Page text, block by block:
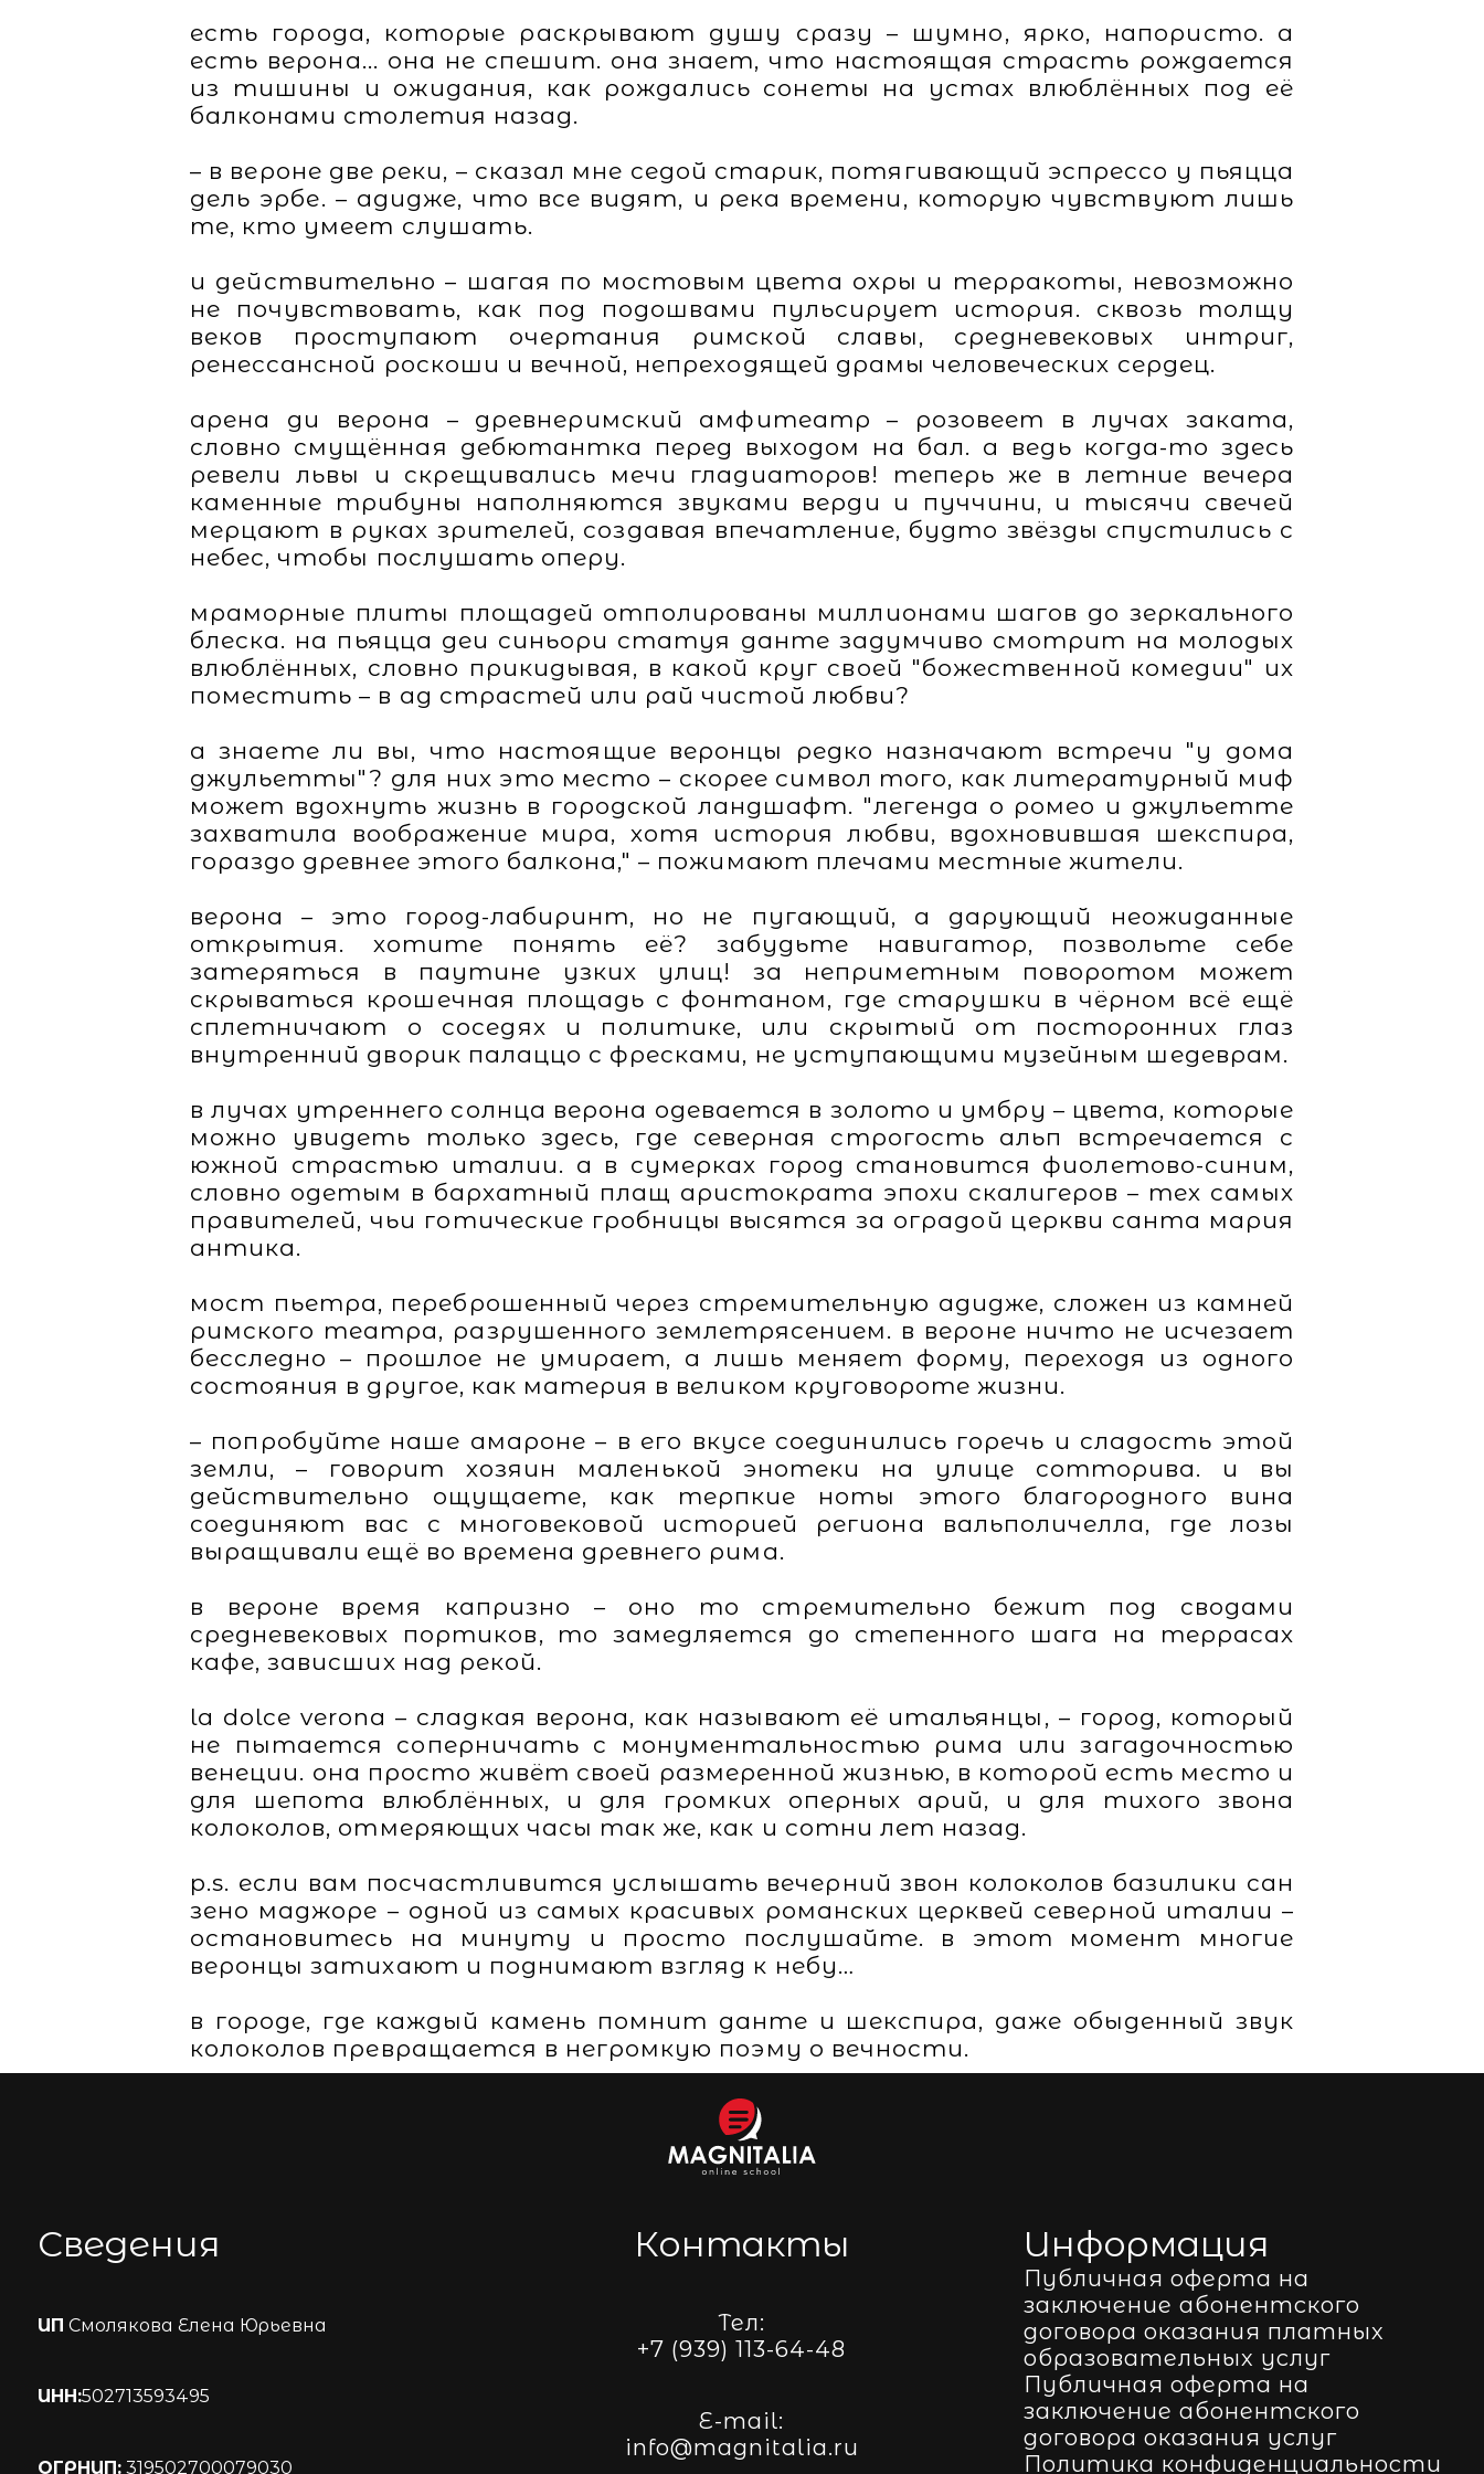
есть города, которые раскрывают душу сразу – шумно, ярко, напористо. а
есть верона... она не спешит. она знает, что настоящая страсть рождается
из тишины и ожидания, как рождались сонеты на устах влюблённых под её
балконами столетия назад.
– в вероне две реки, – сказал мне седой старик, потягивающий эспрессо у пьяцца
дель эрбе. – адидже, что все видят, и река времени, которую чувствуют лишь
те, кто умеет слушать.
и действительно – шагая по мостовым цвета охры и терракоты, невозможно
не почувствовать, как под подошвами пульсирует история. сквозь толщу
веков проступают очертания римской славы, средневековых интриг,
ренессансной роскоши и вечной, непреходящей драмы человеческих сердец.
арена ди верона – древнеримский амфитеатр – розовеет в лучах заката,
словно смущённая дебютантка перед выходом на бал. а ведь когда-то здесь
ревели львы и скрещивались мечи гладиаторов! теперь же в летние вечера
каменные трибуны наполняются звуками верди и пуччини, и тысячи свечей
мерцают в руках зрителей, создавая впечатление, будто звёзды спустились с
небес, чтобы послушать оперу.
мраморные плиты площадей отполированы миллионами шагов до зеркального
блеска. на пьяцца деи синьори статуя данте задумчиво смотрит на молодых
влюблённых, словно прикидывая, в какой круг своей "божественной комедии" их
поместить – в ад страстей или рай чистой любви?
а знаете ли вы, что настоящие веронцы редко назначают встречи "у дома
джульетты"? для них это место – скорее символ того, как литературный миф
может вдохнуть жизнь в городской ландшафт. "легенда о ромео и джульетте
захватила воображение мира, хотя история любви, вдохновившая шекспира,
гораздо древнее этого балкона," – пожимают плечами местные жители.
верона – это город-лабиринт, но не пугающий, а дарующий неожиданные
открытия. хотите понять её? забудьте навигатор, позвольте себе
затеряться в паутине узких улиц! за неприметным поворотом может
скрываться крошечная площадь с фонтаном, где старушки в чёрном всё ещё
сплетничают о соседях и политике, или скрытый от посторонних глаз
внутренний дворик палаццо с фресками, не уступающими музейным шедеврам.
в лучах утреннего солнца верона одевается в золото и умбру – цвета, которые
можно увидеть только здесь, где северная строгость альп встречается с
южной страстью италии. а в сумерках город становится фиолетово-синим,
словно одетым в бархатный плащ аристократа эпохи скалигеров – тех самых
правителей, чьи готические гробницы высятся за оградой церкви санта мария
антика.
мост пьетра, переброшенный через стремительную адидже, сложен из камней
римского театра, разрушенного землетрясением. в вероне ничто не исчезает
бесследно – прошлое не умирает, а лишь меняет форму, переходя из одного
состояния в другое, как материя в великом круговороте жизни.
– попробуйте наше амароне – в его вкусе соединились горечь и сладость этой
земли, – говорит хозяин маленькой энотеки на улице сотторива. и вы
действительно ощущаете, как терпкие ноты этого благородного вина
соединяют вас с многовековой историей региона вальполичелла, где лозы
выращивали ещё во времена древнего рима.
в вероне время капризно – оно то стремительно бежит под сводами
средневековых портиков, то замедляется до степенного шага на террасах
кафе, зависших над рекой.
la dolce verona – сладкая верона, как называют её итальянцы, – город, который
не пытается соперничать с монументальностью рима или загадочностью
венеции. она просто живёт своей размеренной жизнью, в которой есть место и
для шепота влюблённых, и для громких оперных арий, и для тихого звона
колоколов, отмеряющих часы так же, как и сотни лет назад.
p.s. если вам посчастливится услышать вечерний звон колоколов базилики сан
зено маджоре – одной из самых красивых романских церквей северной италии –
остановитесь на минуту и просто послушайте. в этот момент многие
веронцы затихают и поднимают взгляд к небу…
в городе, где каждый камень помнит данте и шекспира, даже обыденный звук
колоколов превращается в негромкую поэму о вечности.
Сведения
ИП Смолякова Елена Юрьевна
ИНН:502713593495
ОГРНИП:319502700079030
Контакты
Тел:
+7 (939) 113-64-48
E-mail:
info@magnitalia.ru
Информация
Публичная оферта на
заключение абонентского
договора оказания платных
образовательных услуг
Публичная оферта на
заключение абонентского
договора оказания услуг
Политика конфиденциальности